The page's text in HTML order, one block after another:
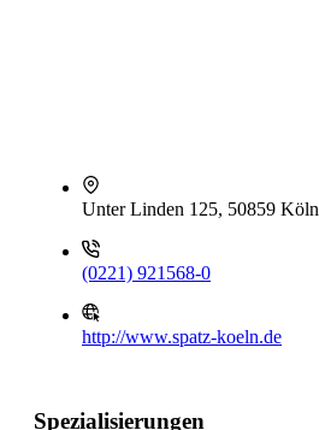
Unter Linden 125, 50859 Köln
(0221) 921568-0
http://www.spatz-koeln.de
Spezialisierungen